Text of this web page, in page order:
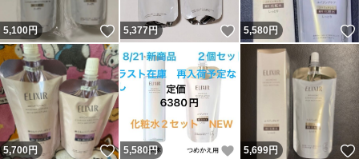
5,100円 いいね！
5,377円 いいね！
5,580円
5,700円 いいね！
5,580円 いいね！
5,699円